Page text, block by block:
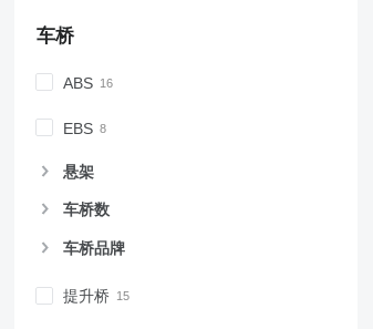
车桥
ABS
EBS
悬架
车桥数
车桥品牌
提升桥